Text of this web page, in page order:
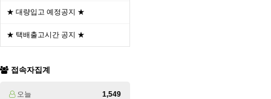
★ 대량입고 예정공지 ★
★ 택배출고시간 공지 ★
접속자집계
오늘
1,549